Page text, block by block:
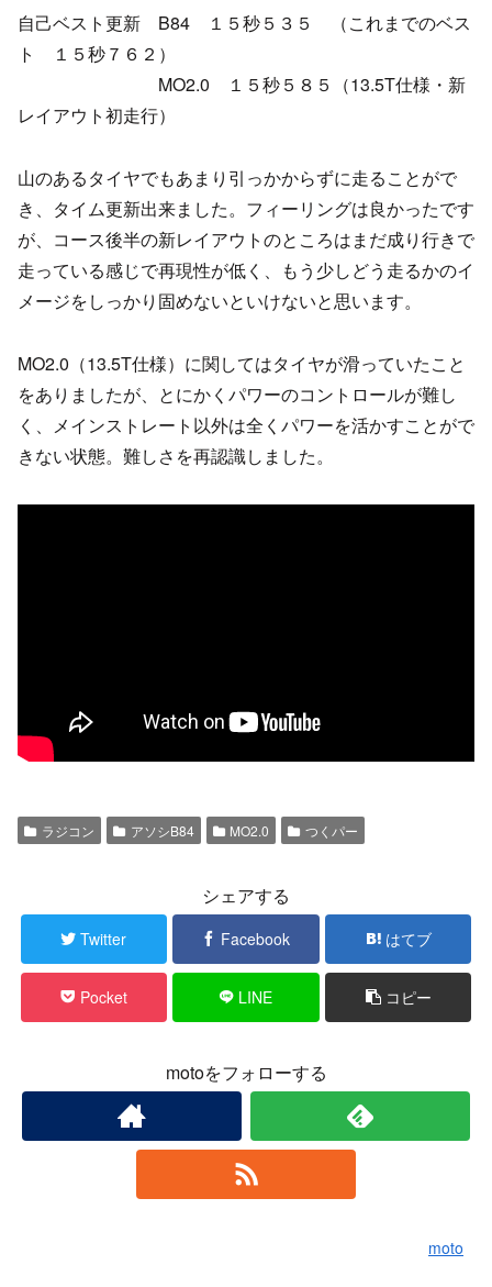
自己ベスト更新 B84 １５秒５３５ （これまでのベス
ト １５秒７６２）
MO2.0 １５秒５８５（13.5T仕様・新
レイアウト初走行）
山のあるタイヤでもあまり引っかからずに走ることがで
き、タイム更新出来ました。フィーリングは良かったです
が、コース後半の新レイアウトのところはまだ成り行きで
走っている感じで再現性が低く、もう少しどう走るかのイ
メージをしっかり固めないといけないと思います。
MO2.0（13.5T仕様）に関してはタイヤが滑っていたこと
をありましたが、とにかくパワーのコントロールが難し
く、メインストレート以外は全くパワーを活かすことがで
きない状態。難しさを再認識しました。
ラジコン アソシB84 MO2.0 つくパー
シェアする
Twitter Facebook はてブ
Pocket LINE コピー
motoをフォローする
moto